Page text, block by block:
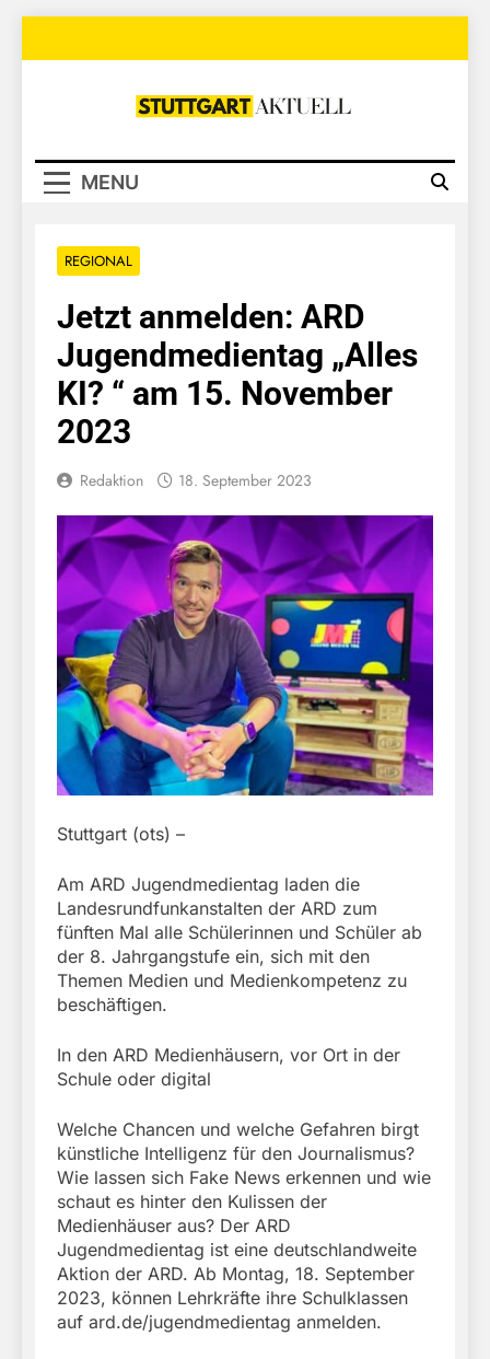
Stuttgart
MENU
REGIONAL
Jetzt anmelden: ARD
Jugendmedientag „Alles
KI? “ am 15. November
2023
Redaktion 18. September 2023
Stuttgart (ots) –
Am ARD Jugendmedientag laden die
Landesrundfunkanstalten der ARD zum
fünften Mal alle Schülerinnen und Schüler ab
der 8. Jahrgangstufe ein, sich mit den
Themen Medien und Medienkompetenz zu
beschäftigen.
In den ARD Medienhäusern, vor Ort in der
Schule oder digital
Welche Chancen und welche Gefahren birgt
künstliche Intelligenz für den Journalismus?
Wie lassen sich Fake News erkennen und wie
schaut es hinter den Kulissen der
Medienhäuser aus? Der ARD
Jugendmedientag ist eine deutschlandweite
Aktion der ARD. Ab Montag, 18. September
2023, können Lehrkräfte ihre Schulklassen
auf ard.de/jugendmedientag anmelden.